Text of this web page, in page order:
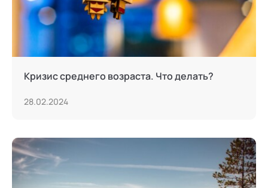
Кризис среднего возраста. Что делать?
28.02.2024